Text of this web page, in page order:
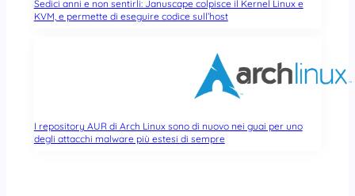
Sedici anni e non sentirli: Januscape colpisce il Kernel Linux e
KVM, e permette di eseguire codice sull’host
I repository AUR di Arch Linux sono di nuovo nei guai per uno
degli attacchi malware più estesi di sempre